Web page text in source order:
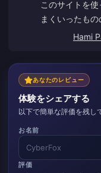
このサイトを
まくいったも
んでした。カ
完了しました
良いと思います
Hami
あなたのレビュー
体験をシェアする
以下で簡単な評価を残し
お名前
評価